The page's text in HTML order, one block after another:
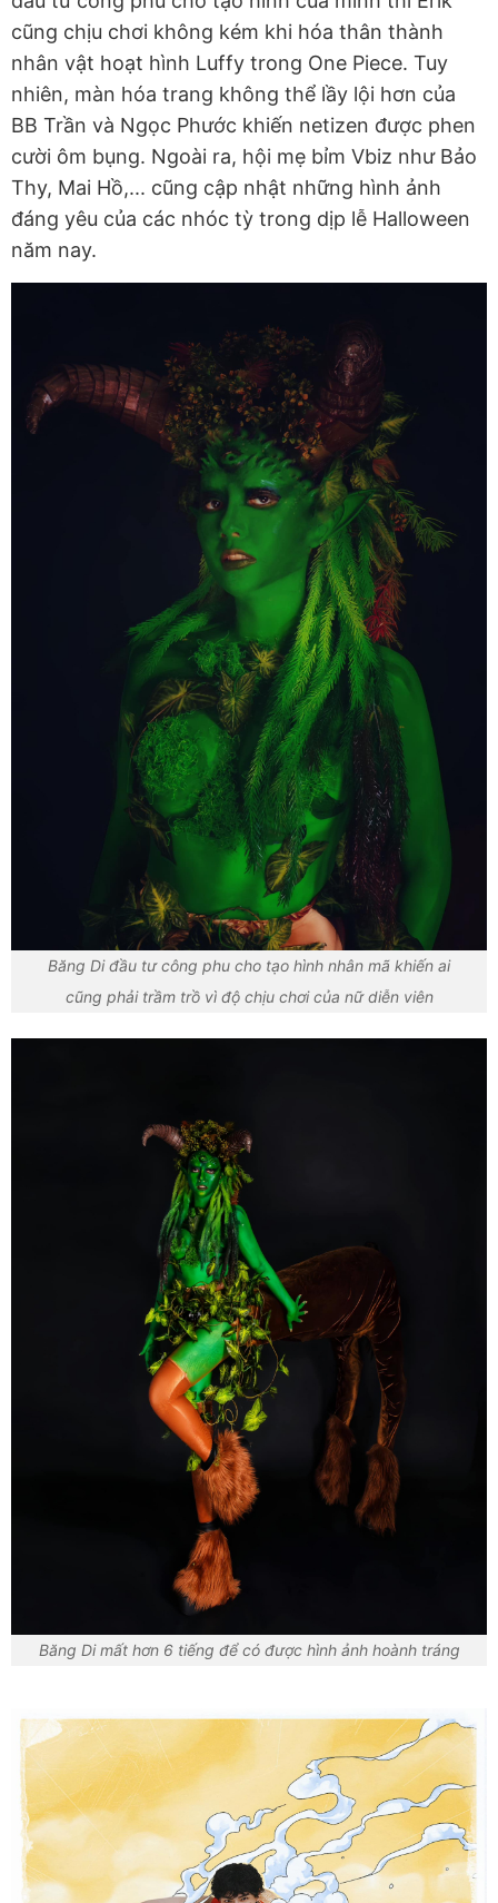
cũng chịu chơi không kém khi hóa thân thành
nhân vật hoạt hình Luffy trong One Piece. Tuy
nhiên, màn hóa trang không thể lầy lội hơn của
BB Trần và Ngọc Phước khiến netizen được phen
cười ôm bụng. Ngoài ra, hội mẹ bỉm Vbiz như Bảo
Thy, Mai Hồ,... cũng cập nhật những hình ảnh
đáng yêu của các nhóc tỳ trong dịp lễ Halloween
năm nay.
Băng Di đầu tư công phu cho tạo hình nhân mã khiến ai
cũng phải trầm trồ vì độ chịu chơi của nữ diễn viên
Băng Di mất hơn 6 tiếng để có được hình ảnh hoành tráng